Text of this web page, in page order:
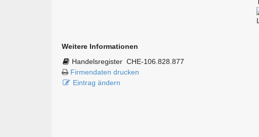
Weitere Informationen
Handelsregister CHE-106.828.877
Firmendaten drucken
Eintrag ändern